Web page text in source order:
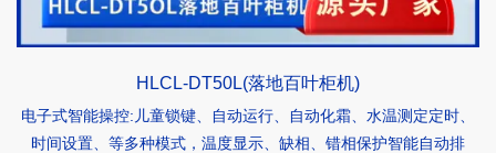
HLCL-DT50L(落地百叶柜机)
电子式智能操控:儿童锁键、自动运行、自动化霜、水温测定定时、
时间设置、等多种模式，温度显示、缺相、错相保护智能自动排